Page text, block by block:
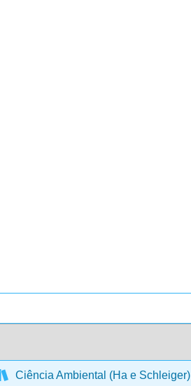
Ciência Ambiental (Ha e Schleiger)